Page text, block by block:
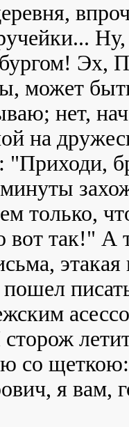
Эх,
может
нет,
на
"Приходи,
только,
вот так!" А
пошел
со
я вам,